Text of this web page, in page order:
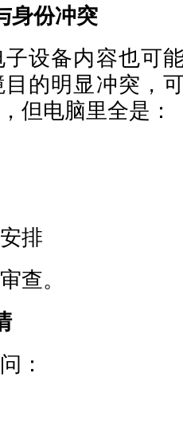
身份冲突
设备内容也可
的明显冲突，
但电脑里全是：
排
查。
：